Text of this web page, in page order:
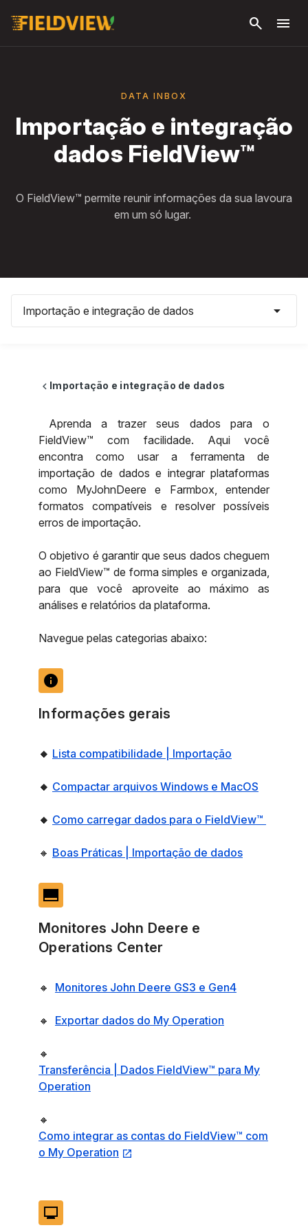
search menu
DATA INBOX
Importação e integração
dados FieldView™
O FieldView™ permite reunir informações da sua lavoura
em um só lugar.
Importação e integração de dados arrow_drop_down
chevron_leftImportação e integração de dados
Aprenda a trazer seus dados para o
FieldView™ com facilidade. Aqui você
encontra como usar a ferramenta de
importação de dados e integrar plataformas
como MyJohnDeere e Farmbox, entender
formatos compatíveis e resolver possíveis
erros de importação.
O objetivo é garantir que seus dados cheguem
ao FieldView™ de forma simples e organizada,
para que você aproveite ao máximo as
análises e relatórios da plataforma.
Navegue pelas categorias abaixo:
info
Informações gerais
🔸 Lista compatibilidade | Importação
🔸 Compactar arquivos Windows e MacOS
🔸 Como carregar dados para o FieldView™
🔸 Boas Práticas | Importação de dados
call_to_action
Monitores John Deere e
Operations Center
🔸 Monitores John Deere GS3 e Gen4
🔸 Exportar dados do My Operation
🔸
Transferência | Dados FieldView™ para My
Operation
🔸
Como integrar as contas do FieldView™ com
o My Operation
monitor